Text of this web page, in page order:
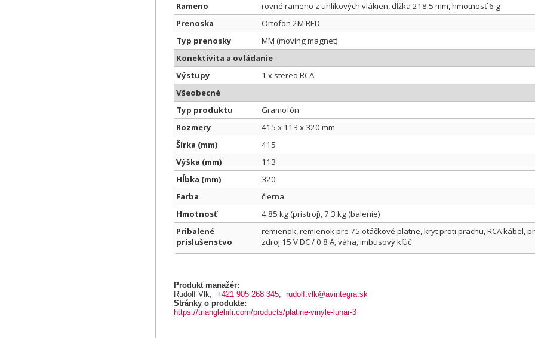
Rameno
rovné rameno z uhlíkových vlákien, dĺžka 218.5 mm, hmotnosť 6 g
Prenoska
Ortofon 2M RED
Typ prenosky
MM (moving magnet)
Konektivita a ovládanie
Výstupy
1 x stereo RCA
Všeobecné
Typ produktu
Gramofón
Rozmery
415 x 113 x 320 mm
Šírka (mm)
415
Výška (mm)
113
Hĺbka (mm)
320
Farba
čierna
Hmotnosť
4.85 kg (prístroj), 7.3 kg (balenie)
Pribalené
príslušenstvo
remienok, remienok pre 75 otáčkové platne, kryt proti prachu, RCA kábel,
zdroj 15 V DC / 0.8 A, váha, imbusový kľúč
Produkt manažér:
Rudolf Vlk, +421 905 268 345, rudolf.vlk@avintegra.sk
Stránky o produkte:
https://trianglehifi.com/products/platine-vinyle-lunar-3